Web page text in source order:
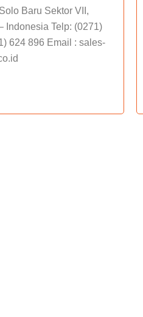
Baru Sektor VII,
Indonesia Telp: (0271)
624 896 Email : sales-